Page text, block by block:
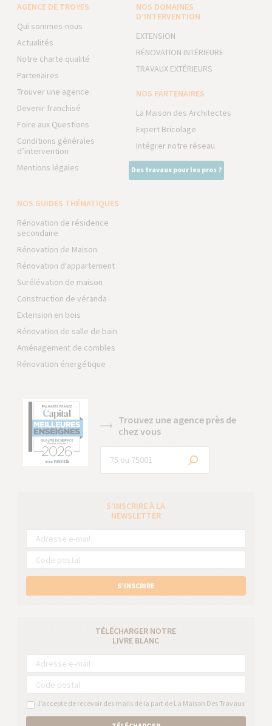
AGENCE DE TROYES
Qui sommes-nous
Actualités
Notre charte qualité
Partenaires
Trouver une agence
Devenir franchisé
Foire aux Questions
Conditions générales
d’intervention
Mentions légales
NOS DOMAINES
D’INTERVENTION
EXTENSION
RÉNOVATION INTÉRIEURE
TRAVAUX EXTÉRIEURS
NOS PARTENAIRES
La Maison des Architectes
Expert Bricolage
Intégrer notre réseau
Des travaux pour les pros ?
NOS GUIDES THÉMATIQUES
Rénovation de résidence
secondaire
Rénovation de Maison
Rénovation d'appartement
Surélévation de maison
Construction de véranda
Extension en bois
Rénovation de salle de bain
Aménagement de combles
Rénovation énergétique
Trouvez une agence près de
chez vous
S’INSCRIRE À LA
NEWSLETTER
S’INSCRIRE
TÉLÉCHARGER NOTRE
LIVRE BLANC
J’accepte de recevoir des mails de la part de La Maison Des Travaux